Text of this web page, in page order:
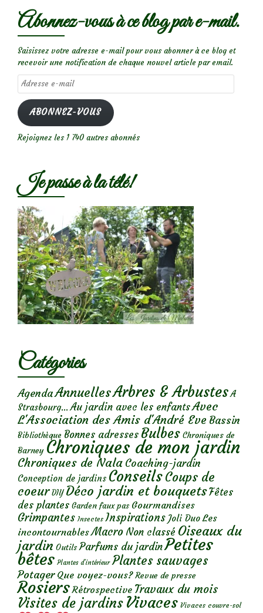
Abonnez-vous à ce blog par e-mail.
Saisissez votre adresse e-mail pour vous abonner à ce blog et
recevoir une notification de chaque nouvel article par email.
Adresse
e-
mail
ABONNEZ-VOUS
Rejoignez les 1 740 autres abonnés
Je passe à la télé!
Catégories
AgendaAnnuellesArbres & Arbustes A
Strasbourg... Au jardin avec les enfantsAvec
L'Association des Amis d'André Eve Bassin
Bibliothèque Bonnes adresses Bulbes Chroniques de
Barney Chroniques de mon jardin
Chroniques de Nala Coaching-jardin
Conception de jardins ConseilsCoups de
coeur DIY Déco jardin et bouquetsFêtes
des plantes Garden faux pas Gourmandises
Grimpantes Insectes Inspirations Joli Duo Les
incontournables Macro Non classé Oiseaux du
jardin Outils Parfums du jardinPetites
bêtes Plantes d’intérieur Plantes sauvages
Potager Que voyez-vous? Revue de presse
Rosiers Rétrospective Travaux du mois
Visites de jardins Vivaces Vivaces couvre-sol